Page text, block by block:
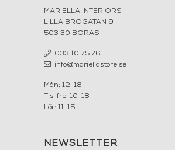
MARIELLA INTERIORS
LILLA BROGATAN 9
503 30 BORÅS
033 10 75 76
info@mariellastore.se
Mån: 12-18
Tis-fre: 10-18
Lör: 11-15
NEWSLETTER